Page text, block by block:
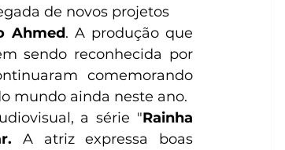
de novos projetos
Ahmed. A produção que
sendo reconhecida por
comemorando
mundo ainda neste ano.
a série "Rainha
A atriz expressa boas